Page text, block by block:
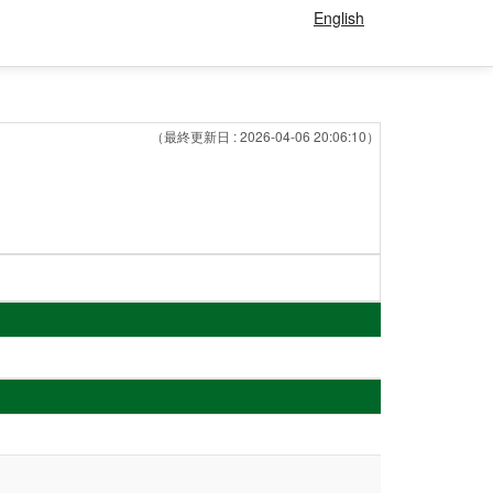
English
（最終更新日 : 2026-04-06 20:06:10）